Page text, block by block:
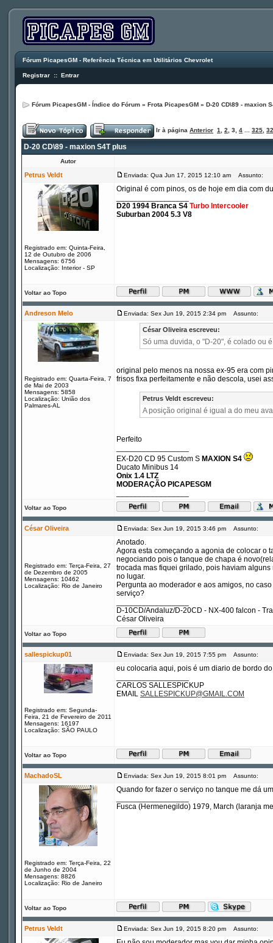
Fórum PicapesGM - Referência Técnica em Utilitários Chevrolet
Registrar :: Entrar
Fórum PicapesGM - Índice do Fórum » Frota PicapesGM » D-20 CD\89 - maxion
Ir à página Anterior 1 2 3 4 325
D-20 CD\89 - maxion S4T plus
Autor
Petrus Veldt Enviada: Qua Jun 17, 2015 12:10 am Assunto:
Registrado em: Quinta-Feira,
12 de Outubro de 2006
Mensagens: 6756
Localização: Interior - SP
Original é com pinos, os de hoje em dia com
D20 1994 Branca S4 Turbo Intercooler
Suburban 2004 5.3 V8
Voltar ao Topo
Andreson Melo Enviada: Sex Jun 19, 2015 2:34 pm Assunto:
Registrado em: Quarta-Feira, 7
de Mai de 2003
Mensagens: 5858
Localização: União dos
Palmares-AL
César Oliveira escreveu:
Só uma duvida, o "D-20", é colado ou
original pelo menos na nossa ex-95 era com
frisos fixa perfeitamente e não descola, usei
Petrus Veldt escreveu:
A posição original é igual a do meu
Perfeito
EX-D20 CD 95 Custom S MAXION S4
Ducato Minibus 14
Onix 1.4 LTZ
MODERAÇÃO PICAPESGM
Voltar ao Topo
César Oliveira Enviada: Sex Jun 19, 2015 3:46 pm Assunto:
Registrado em: Terça-Feira, 27
de Dezembro de 2005
Mensagens: 10462
Localização: Rio de Janeiro
Anotado.
Agora esta começando a agonia de colocar o
negociando pois o tanque de chapa é
trocada mas fiquei grilado, pois haviam
no lugar.
Pergunta ao moderador e aos amigos, no
serviço?
D-10CD/Andaluz/D-20CD - NX-400 falcon -
César Oliveira
Voltar ao Topo
sallespickup01 Enviada: Sex Jun 19, 2015 7:55 pm Assunto:
Registrado em: Segunda-
Feira, 21 de Fevereiro de 2011
Mensagens: 16197
Localização: SÃO PAULO
eu colocaria aqui, pois é um diario de bordo
CARLOS SALLESPICKUP
EMAIL SALLESPICKUP@GMAIL.COM
Voltar ao Topo
MachadoSL Enviada: Sex Jun 19, 2015 8:01 pm Assunto:
Registrado em: Terça-Feira, 22
de Junho de 2004
Mensagens: 8826
Localização: Rio de Janeiro
Quando for fazer o serviço no tanque me dá
Fusca (Hermenegildo) 1979, March (laranja
Voltar ao Topo
Petrus Veldt Enviada: Sex Jun 19, 2015 8:20 pm Assunto: